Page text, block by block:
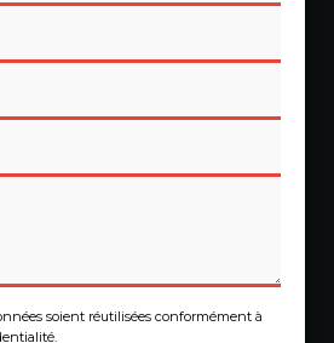
soient réutilisées conformément à